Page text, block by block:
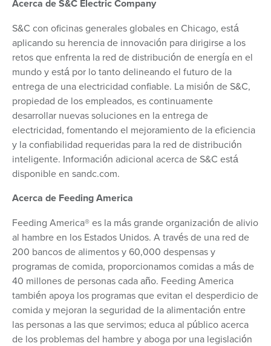
Acerca de S&C Electric Company
S&C con oficinas generales globales en Chicago, está
aplicando su herencia de innovación para dirigirse a los
retos que enfrenta la red de distribución de energía en el
mundo y está por lo tanto delineando el futuro de la
entrega de una electricidad confiable. La misión de S&C,
propiedad de los empleados, es continuamente
desarrollar nuevas soluciones en la entrega de
electricidad, fomentando el mejoramiento de la eficiencia
y la confiabilidad requeridas para la red de distribución
inteligente. Información adicional acerca de S&C está
disponible en sandc.com.
Acerca de Feeding America
Feeding America® es la más grande organización de alivio
al hambre en los Estados Unidos. A través de una red de
200 bancos de alimentos y 60,000 despensas y
programas de comida, proporcionamos comidas a más de
40 millones de personas cada año. Feeding America
también apoya los programas que evitan el desperdicio de
comida y mejoran la seguridad de la alimentación entre
las personas a las que servimos; educa al público acerca
de los problemas del hambre y aboga por una legislación